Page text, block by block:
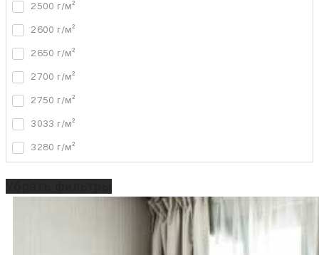
2500 г/м²
2600 г/м²
2650 г/м²
2700 г/м²
2750 г/м²
3033 г/м²
3280 г/м²